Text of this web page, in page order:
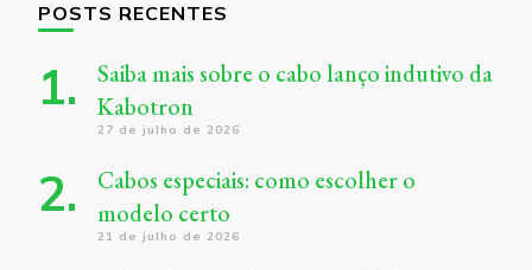
POSTS RECENTES
Saiba mais sobre o cabo lanço indutivo da
Kabotron
27 de julho de 2026
Cabos especiais: como escolher o
modelo certo
21 de julho de 2026